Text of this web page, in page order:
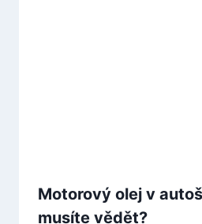
Motorový olej v
musíte vědět?